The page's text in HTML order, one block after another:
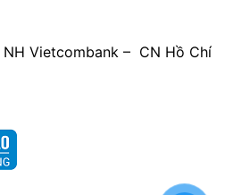
Vietcombank – CN Hồ Chí